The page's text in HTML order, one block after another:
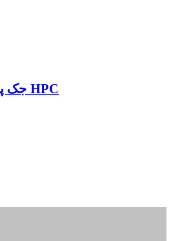
جک پنوماتیک پروفیلی 300*32 HPC